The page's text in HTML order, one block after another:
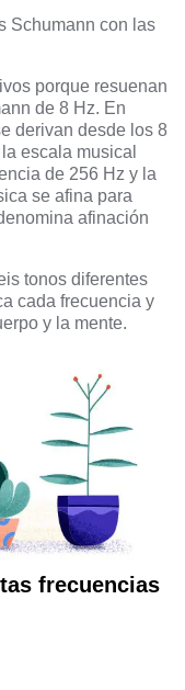
Schumann con las
porque resuenan
de 8 Hz. En
derivan desde los 8
escala musical
de 256 Hz y la
se afina para
afinación
tonos diferentes
cada frecuencia y
y la mente.
frecuencias